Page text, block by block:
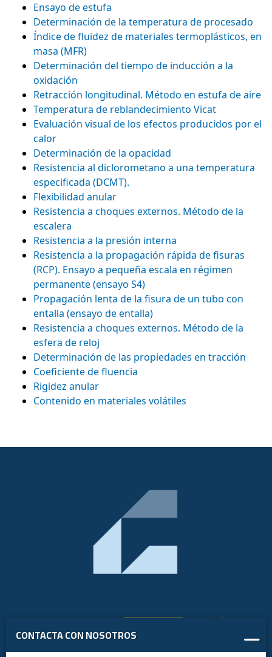
CONTACTA CON NOSOTROS
Ensayo de estufa
Determinación de la temperatura de procesado
Índice de fluidez de materiales termoplásticos, en
masa (MFR)
Determinación del tiempo de inducción a la
oxidación
Retracción longitudinal. Método en estufa de aire
Temperatura de reblandecimiento Vicat
Evaluación visual de los efectos producidos por el
calor
Determinación de la opacidad
Resistencia al diclorometano a una temperatura
especificada (DCMT).
Flexibilidad anular
Resistencia a choques externos. Método de la
escalera
Resistencia a la presión interna
Resistencia a la propagación rápida de fisuras
(RCP). Ensayo a pequeña escala en régimen
permanente (ensayo S4)
Propagación lenta de la fisura de un tubo con
entalla (ensayo de entalla)
Resistencia a choques externos. Método de la
esfera de reloj
Determinación de las propiedades en tracción
Coeficiente de fluencia
Rigidez anular
Contenido en materiales volátiles